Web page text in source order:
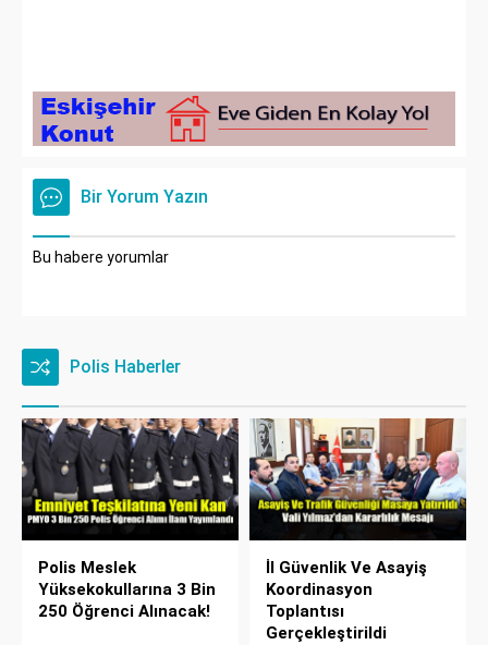
Bir Yorum Yazın
Bu habere yorumlar
Polis Haberler
Polis Meslek
Yüksekokullarına 3 Bin
250 Öğrenci Alınacak!
İl Güvenlik Ve Asayiş
Koordinasyon
Toplantısı
Gerçekleştirildi